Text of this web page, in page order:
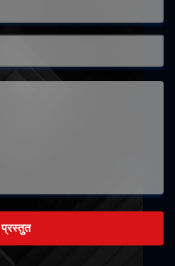
प्रस्तुत